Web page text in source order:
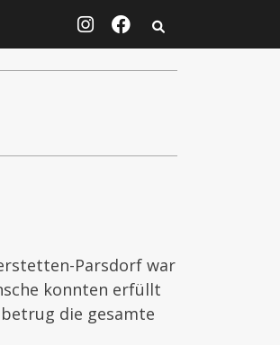
Parsdorf war
konnten erfüllt
die gesamte